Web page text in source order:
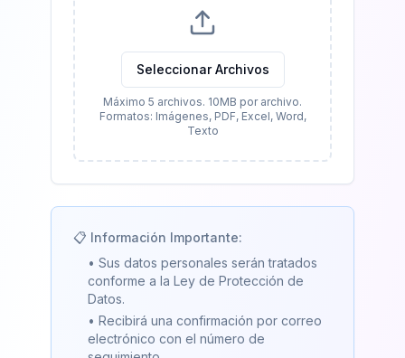
Seleccionar Archivos
Máximo 5 archivos. 10MB por archivo.
Formatos: Imágenes, PDF, Excel, Word,
Texto
📋 Información Importante:
• Sus datos personales serán tratados
conforme a la Ley de Protección de
Datos.
• Recibirá una confirmación por correo
electrónico con el número de